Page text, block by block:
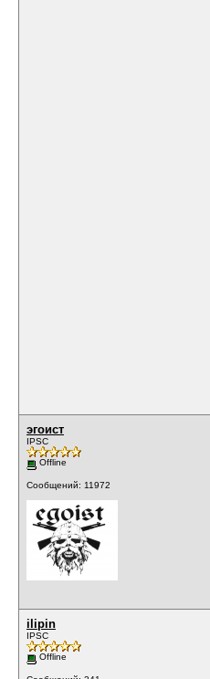
эгоист
IPSC
Offline
Сообщений: 11972
ilipin
IPSC
Offline